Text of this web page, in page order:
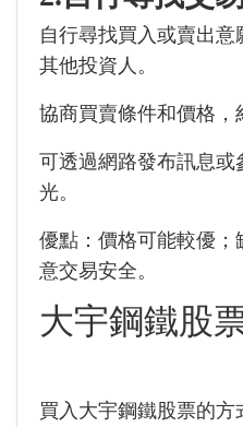
自行尋找買入或賣出
其他投資人。
協商買賣條件和價格，
可透過網路發布訊息或
光。
優點：價格可能較優；
意交易安全。
大宇鋼鐵股
買入大宇鋼鐵股票的方